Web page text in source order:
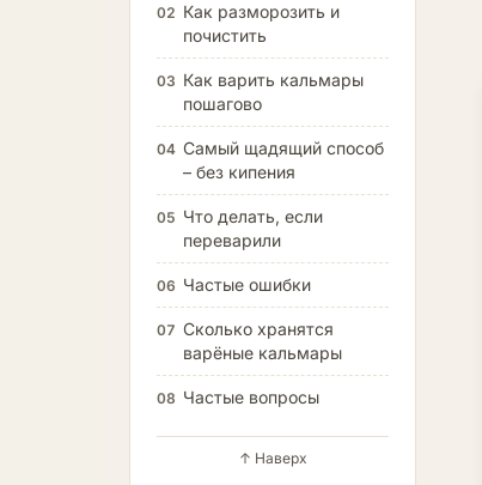
02 Как разморозить и
почистить
03 Как варить кальмары
пошагово
04 Самый щадящий способ
– без кипения
05 Что делать, если
переварили
06 Частые ошибки
07 Сколько хранятся
варёные кальмары
08 Частые вопросы
↑ Наверх